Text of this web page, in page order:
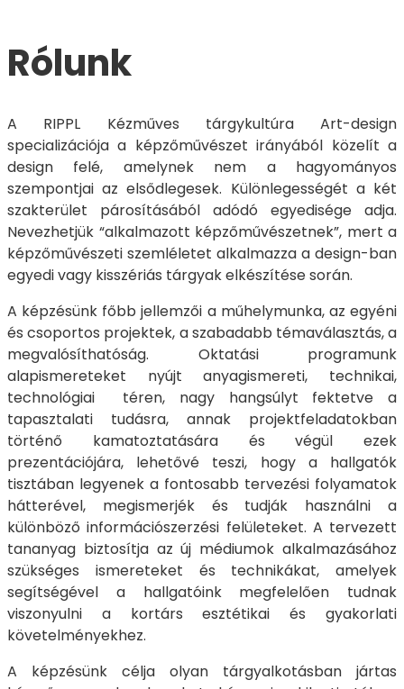
Rólunk
A RIPPL Kézműves tárgykultúra Art-design
specializációja a képzőművészet irányából közelít a
design felé, amelynek nem a hagyományos
szempontjai az elsődlegesek. Különlegességét a két
szakterület párosításából adódó egyedisége adja.
Nevezhetjük “alkalmazott képzőművészetnek”, mert a
képzőművészeti szemléletet alkalmazza a design-ban
egyedi vagy kisszériás tárgyak elkészítése során.
A képzésünk főbb jellemzői a műhelymunka, az egyéni
és csoportos projektek, a szabadabb témaválasztás, a
megvalósíthatóság. Oktatási programunk
alapismereteket nyújt anyagismereti, technikai,
technológiai téren, nagy hangsúlyt fektetve a
tapasztalati tudásra, annak projektfeladatokban
történő kamatoztatására és végül ezek
prezentációjára, lehetővé teszi, hogy a hallgatók
tisztában legyenek a fontosabb tervezési folyamatok
hátterével, megismerjék és tudják használni a
különböző információszerzési felületeket. A tervezett
tananyag biztosítja az új médiumok alkalmazásához
szükséges ismereteket és technikákat, amelyek
segítségével a hallgatóink megfelelően tudnak
viszonyulni a kortárs esztétikai és gyakorlati
követelményekhez.
A képzésünk célja olyan tárgyalkotásban jártas